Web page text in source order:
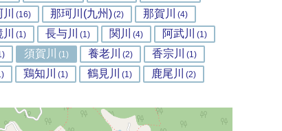
(16) 那珂川(九州)(2) 那賀川 (4)
(1) 長与川 (1) 関川 (4) 阿武川 (1)
須賀川 (1) 養老川 (2) 香宗川 (1)
鶏知川 (1) 鶴見川 (1) 鹿尾川 (2)